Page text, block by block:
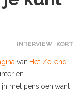
INTERVIEW KORT
van Het Zeilend
en
met pensioen want